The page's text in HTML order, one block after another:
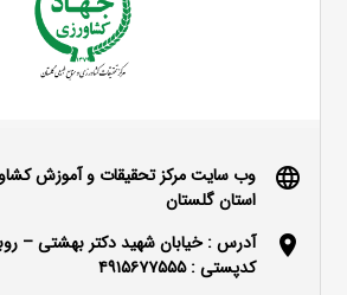
language
وب سایت مرکز تحقیقات و آموزش
استان گلستان
location_on
آدرس : خیابان شهید دکتر بهشتی –
کدپستی : ۴۹۱۵۶۷۷۵۵۵